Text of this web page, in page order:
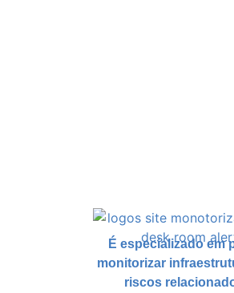
É especializado em
monitorizar
riscos